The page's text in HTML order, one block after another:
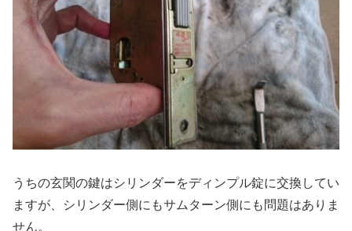
うちの玄関の鍵はシリンダーをディンプル錠に交換してい
ますが、シリンダー側にもサムターン側にも問題はありま
せん。